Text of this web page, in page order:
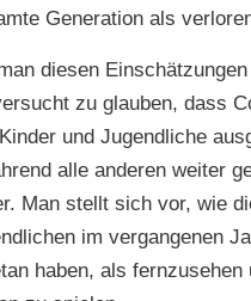
Generation als
diesen
zu glauben, dass
und Jugendliche
alle anderen weiter
Man stellt sich vor, wie
im vergangenen
haben, als fernzusehen